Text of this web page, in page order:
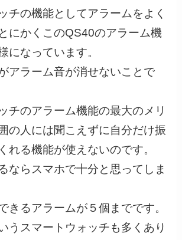
チの機能としてアラームをよく
にかくこのQS40のアラーム機
になっています。
アラーム音が消せないことで
チのアラーム機能の最大のメリ
の人には聞こえずに自分だけ振
れる機能が使えないのです。
ならスマホで十分と思ってしま
きるアラームが５個までです。
うスマートウォッチも多くあり